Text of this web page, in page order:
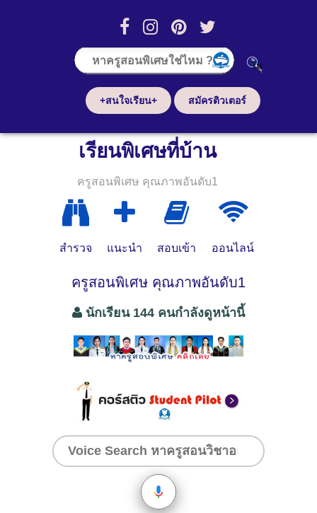
+สนใจเรียน+ สมัครติวเตอร์
เรียนพิเศษที่บ้าน
ครูสอนพิเศษ คุณภาพอันดับ1
สำรวจ แนะนำ สอบเข้า ออนไลน์
ครูสอนพิเศษ คุณภาพอันดับ1
นักเรียน 144 คนกำลังดูหน้านี้